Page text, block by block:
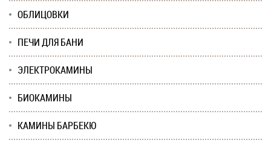
ОБЛИЦОВКИ
ПЕЧИ ДЛЯ БАНИ
ЭЛЕКТРОКАМИНЫ
БИОКАМИНЫ
КАМИНЫ БАРБЕКЮ